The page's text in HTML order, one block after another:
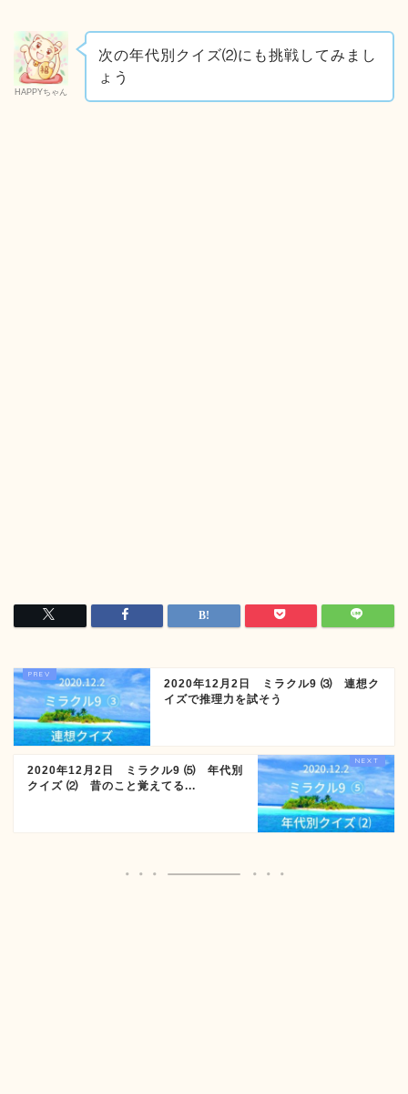
HAPPYちゃん
次の年代別クイズ⑵にも挑戦してみまし
ょう
2020年12月2日 ミラクル9 ⑶ 連想ク
イズで推理力を試そう
2020年12月2日 ミラクル9 ⑸ 年代別
クイズ ⑵ 昔のこと覚えてる...